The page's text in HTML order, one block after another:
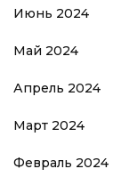
Июнь 2024
Май 2024
Апрель 2024
Март 2024
Февраль 2024